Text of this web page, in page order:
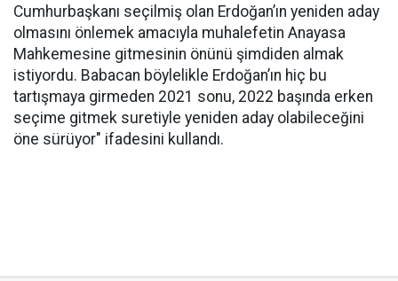
Cumhurbaşkanı seçilmiş olan Erdoğan’ın yeniden aday
olmasını önlemek amacıyla muhalefetin Anayasa
Mahkemesine gitmesinin önünü şimdiden almak
istiyordu. Babacan böylelikle Erdoğan’ın hiç bu
tartışmaya girmeden 2021 sonu, 2022 başında erken
seçime gitmek suretiyle yeniden aday olabileceğini
öne sürüyor" ifadesini kullandı.